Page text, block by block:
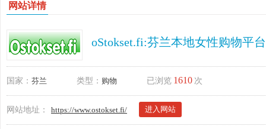
网站详情
oStokset.fi:芬兰本地女性购物平台
国家： 芬兰 类型： 购物 已浏览 1610 次
网站地址： https://www.ostokset.fi/ 进入网站